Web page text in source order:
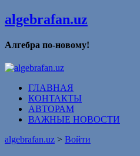
algebrafan.uz
Алгебра по-новому!
ГЛАВНАЯ
КОНТАКТЫ
АВТОРАМ
ВАЖНЫЕ НОВОСТИ
algebrafan.uz > Войти